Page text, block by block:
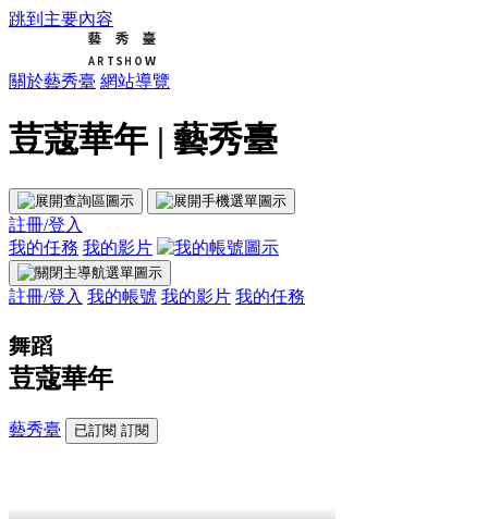
跳到主要內容
關於藝秀臺 網站導覽
荳蔻華年 | 藝秀臺
註冊/登入
我的任務 我的影片
註冊/登入 我的帳號 我的影片 我的任務
舞蹈
荳蔻華年
藝秀臺 已訂閱 訂閱